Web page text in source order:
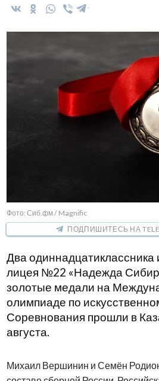
Фото: Сиб.фм / Magnific
ПОДПИШИТЕСЬ НА
Два одиннадцатиклассника
лицея №22 «Надежда
золотые медали на
олимпиаде по
Соревнования прошли в
августа.
Михаил Вершинин и Семён